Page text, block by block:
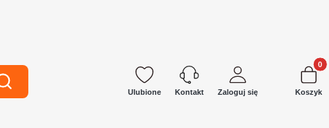
Szukaj Ulubione Kontakt Zaloguj się Koszyk